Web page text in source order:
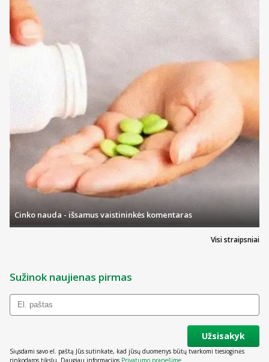
Visi straipsniai
Cinko nauda - išsamus vaistininkės komentaras
Sužinok naujienas pirmas
Užsisakyk
Siųsdami savo el. paštą Jūs sutinkate, kad jūsų duomenys būtų tvarkomi tiesioginės
rinkodaros tikslu. Daugiau informacijos Privatumo pranešime